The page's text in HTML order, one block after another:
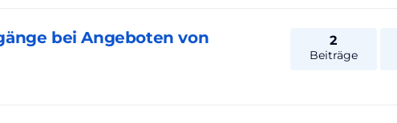
bei Angeboten von
2
Beiträge